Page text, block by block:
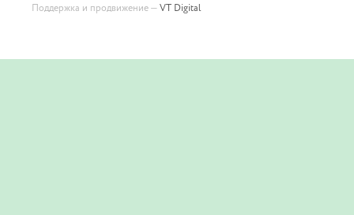
Поддержка и продвижение — VT Digital